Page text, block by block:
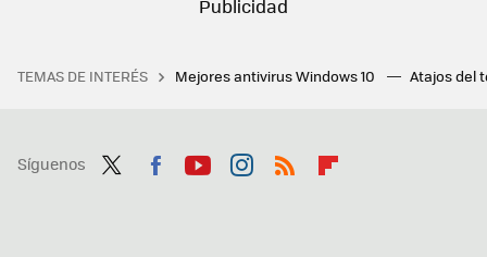
TEMAS DE INTERÉS Mejores antivirus Windows 10 Atajos del
Síguenos